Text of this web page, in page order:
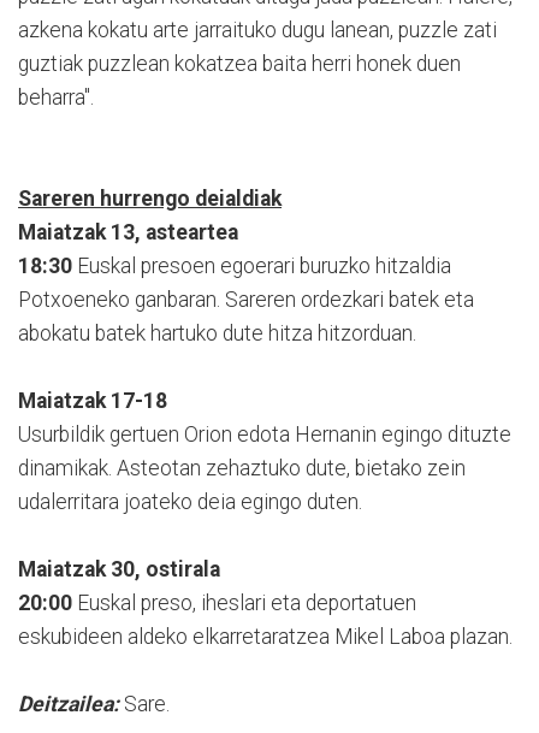
azkena kokatu arte jarraituko dugu lanean, puzzle zati
guztiak puzzlean kokatzea baita herri honek duen
beharra".
Sareren hurrengo deialdiak
Maiatzak 13, asteartea
18:30 Euskal presoen egoerari buruzko hitzaldia
Potxoeneko ganbaran. Sareren ordezkari batek eta
abokatu batek hartuko dute hitza hitzorduan.
Maiatzak 17-18
Usurbildik gertuen Orion edota Hernanin egingo dituzte
dinamikak. Asteotan zehaztuko dute, bietako zein
udalerritara joateko deia egingo duten.
Maiatzak 30, ostirala
20:00 Euskal preso, iheslari eta deportatuen
eskubideen aldeko elkarretaratzea Mikel Laboa plazan.
Deitzailea:Sare.